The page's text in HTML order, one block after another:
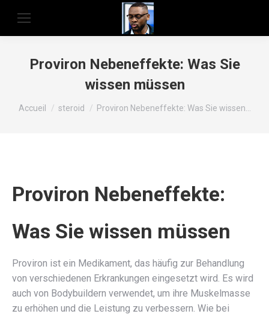
Proviron Nebeneffekte: Was Sie
wissen müssen
Vous êtes ici :
Accueil steroid Proviron Nebeneffekte: Was Sie wissen…
Proviron Nebeneffekte:
Was Sie wissen müssen
Proviron ist ein Medikament, das häufig zur Behandlung
von verschiedenen Erkrankungen eingesetzt wird. Es wird
auch von Bodybuildern verwendet, um ihre Muskelmasse
zu erhöhen und die Leistung zu verbessern. Wie bei